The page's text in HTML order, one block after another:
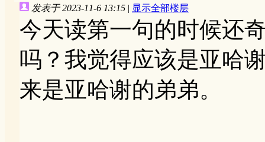
发表于 2023-11-6 13:15 | 显示全部楼层
今天读第一句的时候还
吗？我觉得应该是亚哈
来是亚哈谢的弟弟。